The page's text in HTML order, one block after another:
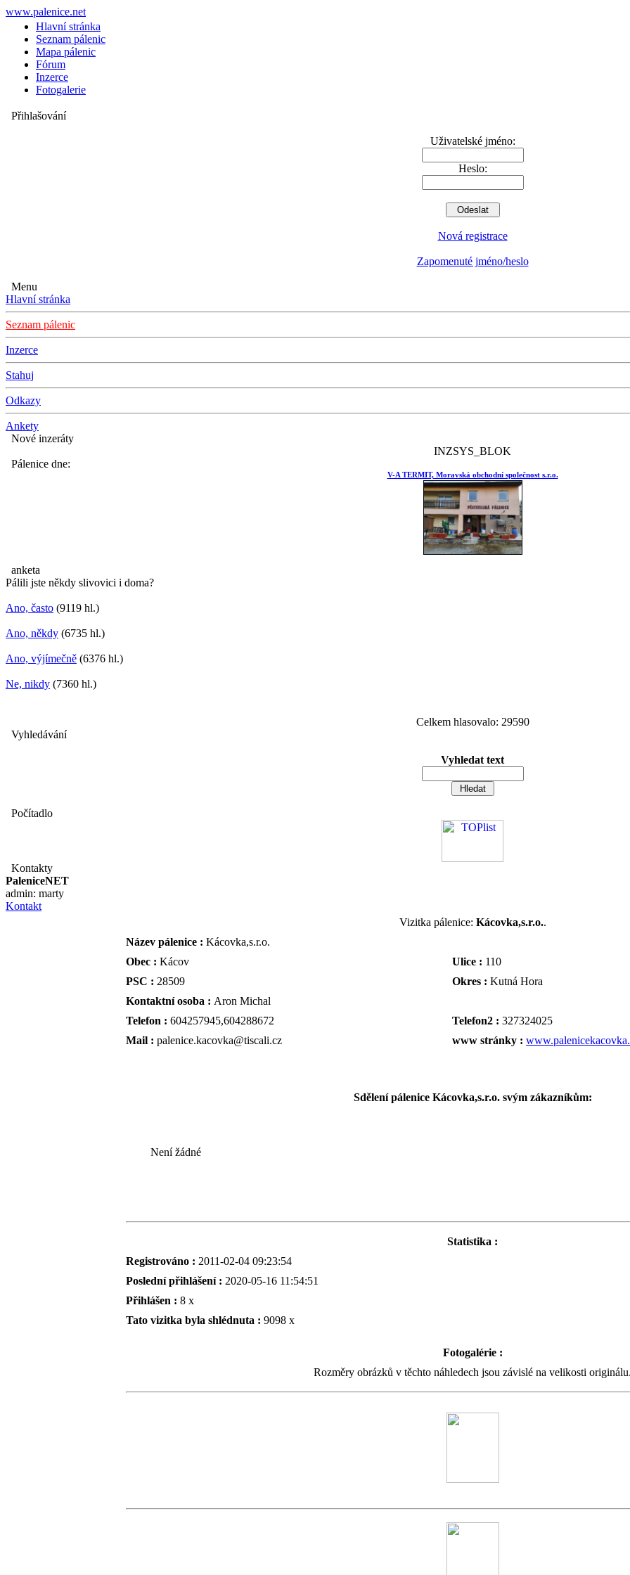
www.palenice.net
Hlavní stránka
Seznam pálenic
Mapa pálenic
Fórum
Inzerce
Fotogalerie
Přihlašování
Uživatelské jméno:
Heslo:
Nová registrace
Zapomenuté jméno/heslo
Menu
Hlavní stránka
Seznam pálenic
Inzerce
Stahuj
Odkazy
Ankety
Nové inzeráty
INZSYS_BLOK
Pálenice dne:
V-A TERMIT, Moravská obchodní společnost s.r.o.
anketa
Pálili jste někdy slivovici i doma?
Ano, často (9119 hl.)
Ano, někdy (6735 hl.)
Ano, výjímečně (6376 hl.)
Ne, nikdy (7360 hl.)
Celkem hlasovalo: 29590
Vyhledávání
Vyhledat text
Počítadlo
Kontakty
PaleniceNET
admin: marty
Kontakt
Vizitka pálenice: Kácovka,s.r.o..
Název pálenice : Kácovka,s.r.o.
Obec : Kácov Ulice : 110
PSC : 28509 Okres : Kutná Hora
Kontaktní osoba : Aron Michal
Telefon : 604257945,604288672 Telefon2 : 327324025
Mail : palenice.kacovka@tiscali.cz www stránky :
Sdělení pálenice Kácovka,s.r.o. svým zákazníkům:
Není žádné
Statistika :
Registrováno : 2011-02-04 09:23:54
Poslední přihlášení : 2020-05-16 11:54:51
Přihlášen : 8 x
Tato vizitka byla shlédnuta : 9098 x
Fotogalérie :
Rozměry obrázků v těchto náhledech jsou závislé na velikosti